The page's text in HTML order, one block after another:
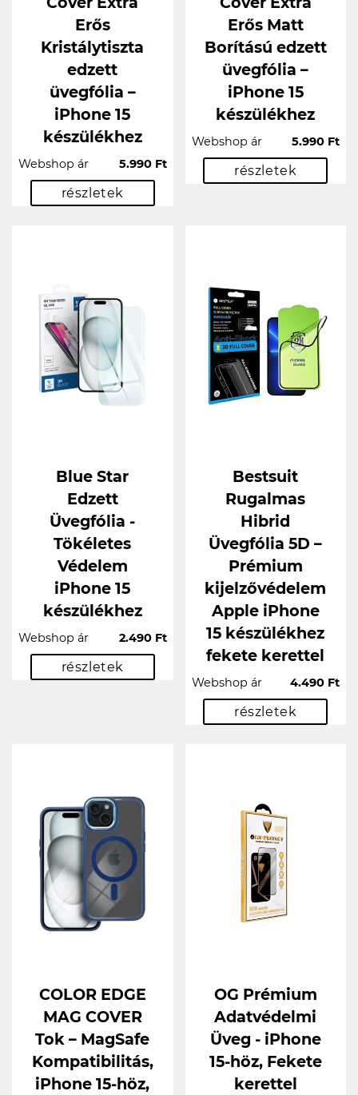
Erős
Kristálytiszta
edzett
üvegfólia –
iPhone 15
készülékhez
Webshop ár 5.990 Ft
részletek
Erős Matt
Borítású edzett
üvegfólia –
iPhone 15
készülékhez
Webshop ár 5.990 Ft
részletek
Blue Star
Edzett
Üvegfólia -
Tökéletes
Védelem
iPhone 15
készülékhez
Webshop ár 2.490 Ft
részletek
Bestsuit
Rugalmas
Hibrid
Üvegfólia 5D –
Prémium
kijelzővédelem
Apple iPhone
15 készülékhez
fekete kerettel
Webshop ár 4.490 Ft
részletek
COLOR EDGE
MAG COVER
Tok – MagSafe
Kompatibilitás,
iPhone 15-höz,
OG Prémium
Adatvédelmi
Üveg - iPhone
15-höz, Fekete
kerettel